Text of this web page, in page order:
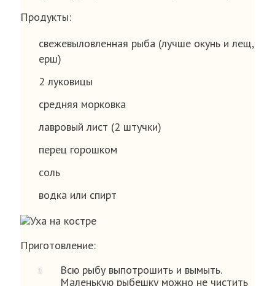
Продукты:
свежевыловленная рыба (лучше окунь и лещ,
ерш)
2 луковицы
средняя морковка
лавровый лист (2 штучки)
перец горошком
соль
водка или спирт
Приготовление:
Всю рыбу выпотрошить и вымыть.
Маленькую рыбешку можно не чистить